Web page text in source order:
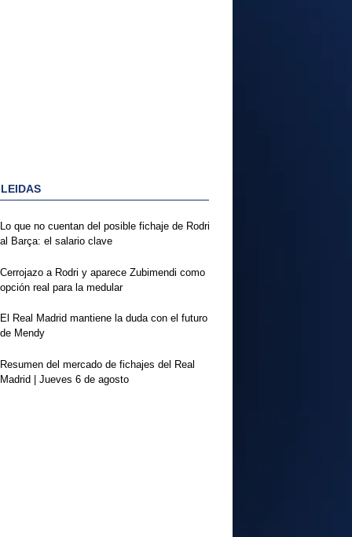
Lo que no cuentan del posible fichaje de Rodri
al Barça: el salario clave
Cerrojazo a Rodri y aparece Zubimendi como
opción real para la medular
El Real Madrid mantiene la duda con el futuro
de Mendy
Resumen del mercado de fichajes del Real
Madrid | Jueves 6 de agosto